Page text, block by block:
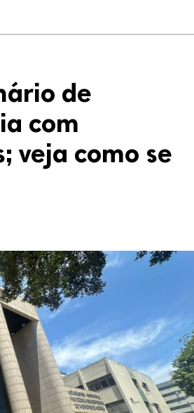
de
com
veja como se